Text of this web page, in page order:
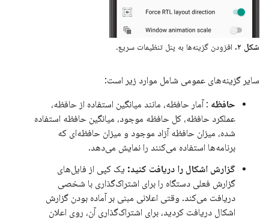
شکل ۲. افزودن گزینه‌ها به پنل تنظیمات سریع.
سایر گزینه‌های عمومی شامل موارد زیر است:
حافظه : آمار حافظه، مانند میانگین استفاده از حافظه،
عملکرد حافظه، کل حافظه موجود، میانگین حافظه استفاده
شده، میزان حافظه آزاد موجود و میزان حافظه‌ای که
برنامه‌ها استفاده می‌کنند را نمایش می‌دهد.
گزارش اشکال را دریافت کنید: یک کپی از فایل‌های
گزارش فعلی دستگاه را برای اشتراک‌گذاری با شخصی
دریافت می‌کند. وقتی اعلانی مبنی بر آماده بودن گزارش
اشکال دریافت کردید، برای اشتراک‌گذاری آن، روی اعلان